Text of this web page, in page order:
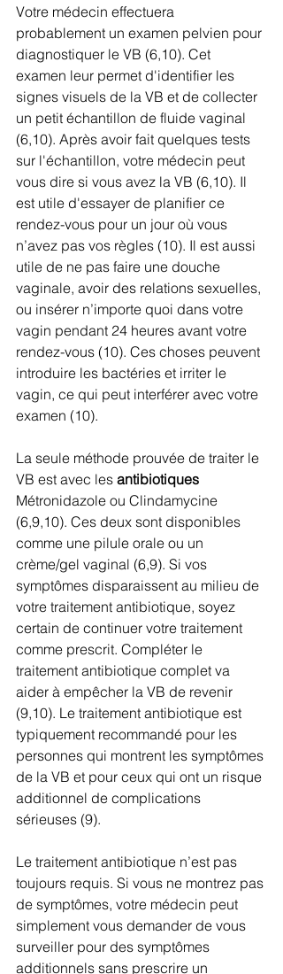
Votre médecin effectuera
probablement un examen pelvien pour
diagnostiquer le VB (6,10). Cet
examen leur permet d'identifier les
signes visuels de la VB et de collecter
un petit échantillon de fluide vaginal
(6,10). Après avoir fait quelques tests
sur l'échantillon, votre médecin peut
vous dire si vous avez la VB (6,10). Il
est utile d'essayer de planifier ce
rendez-vous pour un jour où vous
n’avez pas vos règles (10). Il est aussi
utile de ne pas faire une douche
vaginale, avoir des relations sexuelles,
ou insérer n’importe quoi dans votre
vagin pendant 24 heures avant votre
rendez-vous (10). Ces choses peuvent
introduire les bactéries et irriter le
vagin, ce qui peut interférer avec votre
examen (10).
La seule méthode prouvée de traiter le
VB est avec les antibiotiques
Métronidazole ou Clindamycine
(6,9,10). Ces deux sont disponibles
comme une pilule orale ou un
crème/gel vaginal (6,9). Si vos
symptômes disparaissent au milieu de
votre traitement antibiotique, soyez
certain de continuer votre traitement
comme prescrit. Compléter le
traitement antibiotique complet va
aider à empêcher la VB de revenir
(9,10). Le traitement antibiotique est
typiquement recommandé pour les
personnes qui montrent les symptômes
de la VB et pour ceux qui ont un risque
additionnel de complications
sérieuses (9).
Le traitement antibiotique n’est pas
toujours requis. Si vous ne montrez pas
de symptômes, votre médecin peut
simplement vous demander de vous
surveiller pour des symptômes
additionnels sans prescrire un